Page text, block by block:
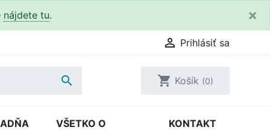
nájdete tu. ×
 Prihlásiť sa
 shopping_cart Košík (0)
VŠETKO O
KONTAKT